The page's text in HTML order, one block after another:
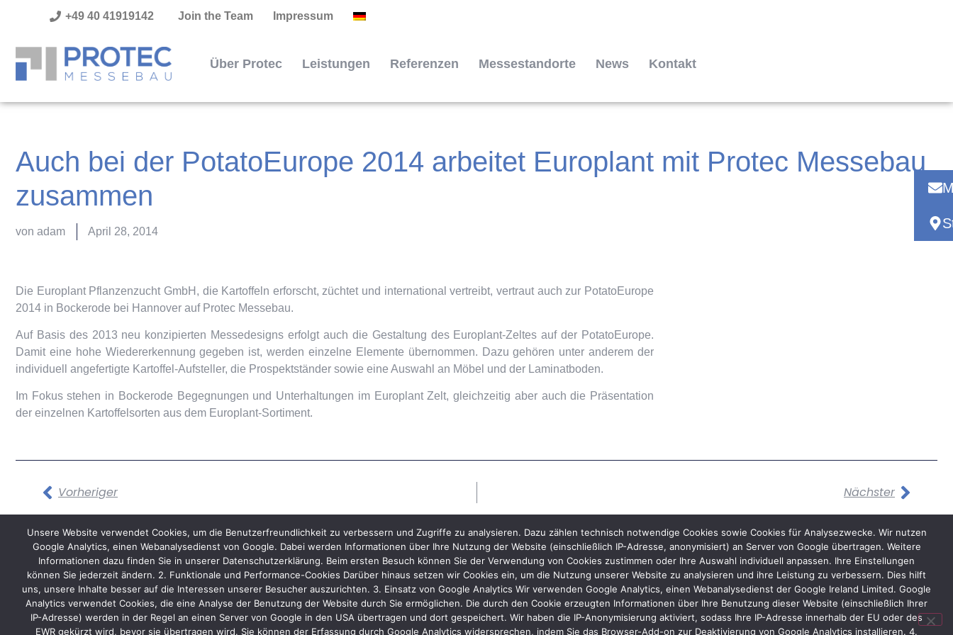
+49 40 41919142 Join the Team Impressum
Über Protec Leistungen Referenzen Messestandorte News Kontakt
Auch bei der PotatoEurope 2014 arbeitet Europlant mit Protec Messebau
zusammen
von adam April 28, 2014
Die Europlant Pflanzenzucht GmbH, die Kartoffeln erforscht, züchtet und international vertreibt, vertraut auch zur PotatoEurope
2014 in Bockerode bei Hannover auf Protec Messebau.
Auf Basis des 2013 neu konzipierten Messedesigns erfolgt auch die Gestaltung des Europlant-Zeltes auf der PotatoEurope.
Damit eine hohe Wiedererkennung gegeben ist, werden einzelne Elemente übernommen. Dazu gehören unter anderem der
individuell angefertigte Kartoffel-Aufsteller, die Prospektständer sowie eine Auswahl an Möbel und der Laminatboden.
Im Fokus stehen in Bockerode Begegnungen und Unterhaltungen im Europlant Zelt, gleichzeitig aber auch die Präsentation
der einzelnen Kartoffelsorten aus dem Europlant-Sortiment.
Vorheriger Nächster
Start Kontakt AGB Datenschutz Impressum
Unsere Website verwendet Cookies, um die Benutzerfreundlichkeit zu verbessern und Zugriffe zu analysieren. Dazu zählen technisch notwendige Cookies sowie Cookies für Analysezwecke. Wir nutzen
Google Analytics, einen Webanalysedienst von Google. Dabei werden Informationen über Ihre Nutzung der Website (einschließlich IP-Adresse, anonymisiert) an Server von Google übertragen. Weitere
Informationen dazu finden Sie in unserer Datenschutzerklärung. Beim ersten Besuch können Sie der Verwendung von Cookies zustimmen oder Ihre Auswahl individuell anpassen. Ihre Einstellungen
können Sie jederzeit ändern. 2. Funktionale und Performance-Cookies Darüber hinaus setzen wir Cookies ein, um die Nutzung unserer Website zu analysieren und ihre Leistung zu verbessern. Dies hilft
uns, unsere Inhalte besser auf die Interessen unserer Besucher auszurichten. 3. Einsatz von Google Analytics Wir verwenden Google Analytics, einen Webanalysedienst der Google Ireland Limited. Google
Analytics verwendet Cookies, die eine Analyse der Benutzung der Website durch Sie ermöglichen. Die durch den Cookie erzeugten Informationen über Ihre Benutzung dieser Website (einschließlich Ihrer
IP-Adresse) werden in der Regel an einen Server von Google in den USA übertragen und dort gespeichert. Wir haben die IP-Anonymisierung aktiviert, sodass Ihre IP-Adresse innerhalb der EU oder des
EWR gekürzt wird, bevor sie übertragen wird. Sie können der Erfassung durch Google Analytics widersprechen, indem Sie das Browser-Add-on zur Deaktivierung von Google Analytics installieren. 4.